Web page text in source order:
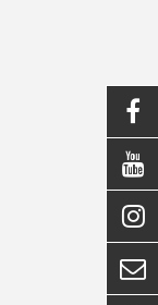



